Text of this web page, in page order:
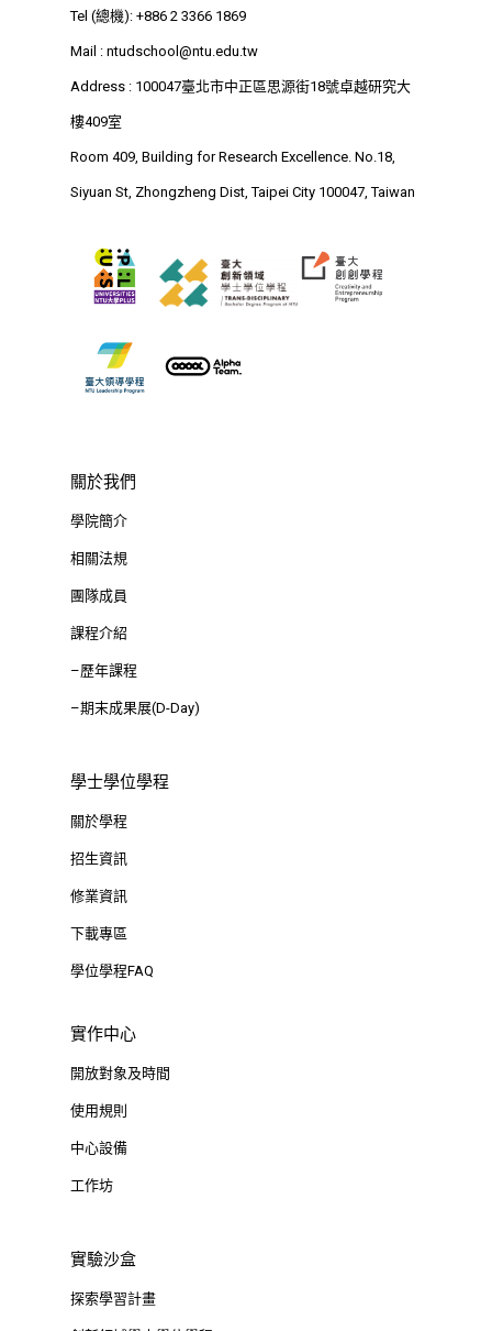
Tel (總機): +886 2 3366 1869
Mail : ntudschool@ntu.edu.tw
Address : 100047臺北市中正區思源街18號卓越研究大
樓409室
Room 409, Building for Research Excellence. No.18,
Siyuan St, Zhongzheng Dist, Taipei City 100047, Taiwan
關於我們
學院簡介
相關法規
團隊成員
課程介紹
–歷年課程
–期末成果展(D-Day)
學士學位學程
關於學程
招生資訊
修業資訊
下載專區
學位學程FAQ
實作中心
開放對象及時間
使用規則
中心設備
工作坊
實驗沙盒
探索學習計畫